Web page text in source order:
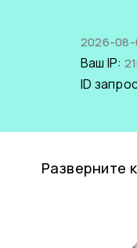
2026-08-
Ваш IP:
ID
Разверните